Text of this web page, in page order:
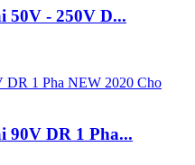
50V - 250V D...
90V DR 1 Pha...